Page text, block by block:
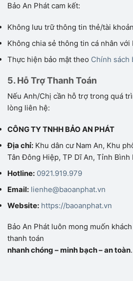
Bảo An Phát cam kết:
Không lưu trữ thông tin thẻ/tài
Không chia sẻ thông tin cá nhân với
Thực hiện bảo mật theo Chính sách
5. Hỗ Trợ Thanh Toán
Nếu Anh/Chị cần hỗ trợ trong quá
lòng liên hệ:
CÔNG TY TNHH BẢO AN PHÁT
Địa chỉ: Khu dân cư Nam An, Khu
Tân Đông Hiệp, TP Dĩ An, Tỉnh Bình
Hotline: 0921.919.979
Email: lienhe@baoanphat.vn
Website: https://baoanphat.vn
Bảo An Phát luôn mong muốn
thanh toán
nhanh chóng – minh bạch – an toàn.